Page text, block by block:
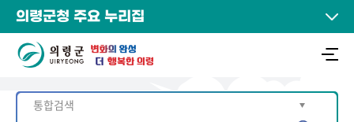
의령군청 주요 누리집